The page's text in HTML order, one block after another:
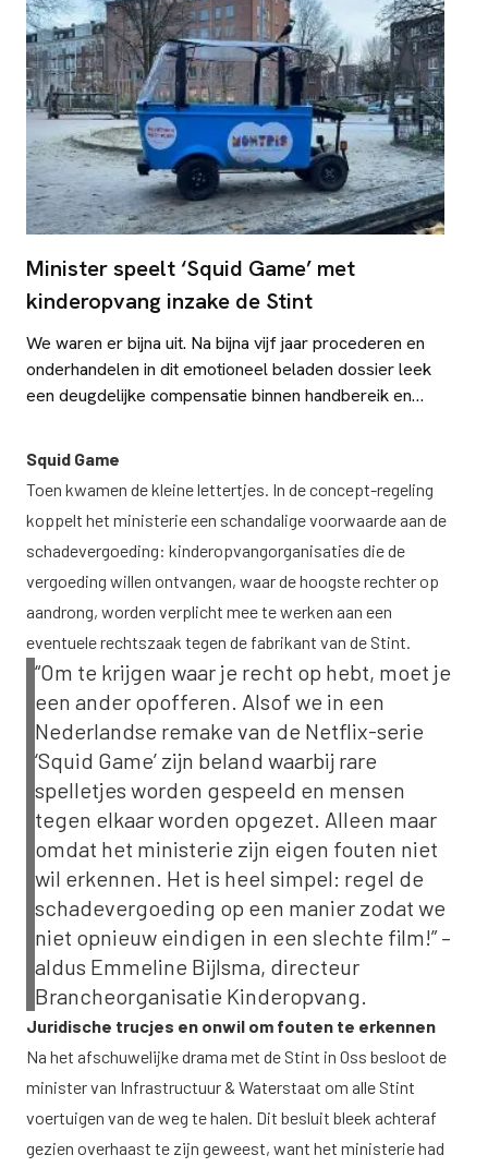
Minister speelt ‘Squid Game’ met
kinderopvang inzake de Stint
We waren er bijna uit. Na bijna vijf jaar procederen en
onderhandelen in dit emotioneel beladen dossier leek
een deugdelijke compensatie binnen handbereik en
Squid Game
Toen kwamen de kleine lettertjes. In de concept-regeling
koppelt het ministerie een schandalige voorwaarde aan de
schadevergoeding: kinderopvangorganisaties die de
vergoeding willen ontvangen, waar de hoogste rechter op
aandrong, worden verplicht mee te werken aan een
eventuele rechtszaak tegen de fabrikant van de Stint.
“Om te krijgen waar je recht op hebt, moet je
een ander opofferen. Alsof we in een
Nederlandse remake van de Netflix-serie
‘Squid Game’ zijn beland waarbij rare
spelletjes worden gespeeld en mensen
tegen elkaar worden opgezet. Alleen maar
omdat het ministerie zijn eigen fouten niet
wil erkennen. Het is heel simpel: regel de
schadevergoeding op een manier zodat we
niet opnieuw eindigen in een slechte film!” –
aldus Emmeline Bijlsma, directeur
Brancheorganisatie Kinderopvang.
Juridische trucjes en onwil om fouten te erkennen
Na het afschuwelijke drama met de Stint in Oss besloot de
minister van Infrastructuur & Waterstaat om alle Stint
voertuigen van de weg te halen. Dit besluit bleek achteraf
gezien overhaast te zijn geweest, want het ministerie had